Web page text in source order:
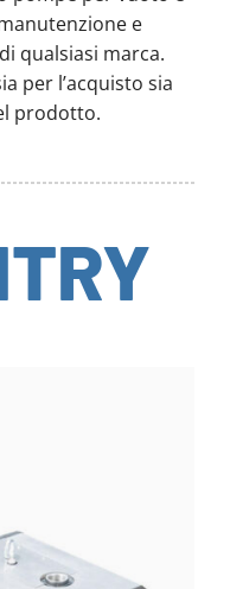
e
qualsiasi marca.
per l’acquisto sia
prodotto.